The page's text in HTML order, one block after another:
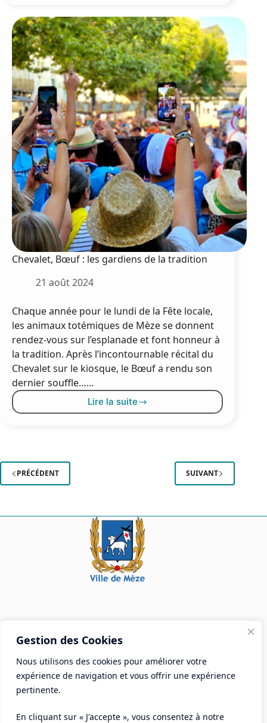
Gestion des Cookies
Nous utilisons des cookies pour améliorer votre
expérience de navigation et vous offrir une expérience
pertinente.
En cliquant sur « J'accepte », vous consentez à notre
fête
Chevalet, Bœuf : les gardiens de la tradition
21 août 2024
Chaque année pour le lundi de la Fête locale,
les animaux totémiques de Mèze se donnent
rendez-vous sur l’esplanade et font honneur à
la tradition. Après l’incontournable récital du
Chevalet sur le kiosque, le Bœuf a rendu son
dernier souffle……
Lire la suite
Chevalet,
PRÉCÉDENT SUIVANT
Mairie de Mèze
Place Aristide Briand - BP 28 34140 Mèze
Tél :04 67 18 30 30
Mail :